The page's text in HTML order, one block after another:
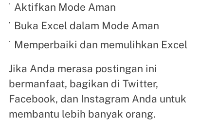
Aktifkan Mode Aman
Buka Excel dalam Mode Aman
Memperbaiki dan memulihkan Excel
Jika Anda merasa postingan ini
bermanfaat, bagikan di Twitter,
Facebook, dan Instagram Anda untuk
membantu lebih banyak orang.